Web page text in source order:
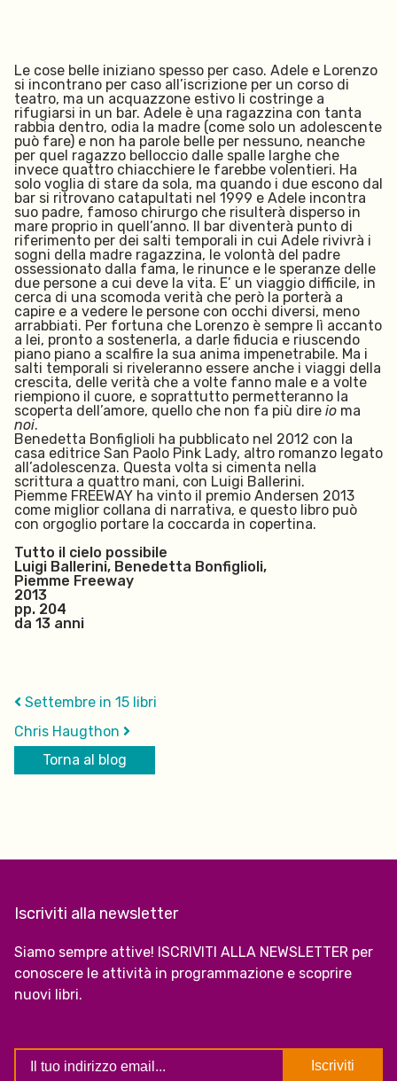
Le cose belle iniziano spesso per caso. Adele e Lorenzo
si incontrano per caso all’iscrizione per un corso di
teatro, ma un acquazzone estivo li costringe a
rifugiarsi in un bar. Adele è una ragazzina con tanta
rabbia dentro, odia la madre (come solo un adolescente
può fare) e non ha parole belle per nessuno, neanche
per quel ragazzo belloccio dalle spalle larghe che
invece quattro chiacchiere le farebbe volentieri. Ha
solo voglia di stare da sola, ma quando i due escono dal
bar si ritrovano catapultati nel 1999 e Adele incontra
suo padre, famoso chirurgo che risulterà disperso in
mare proprio in quell’anno. Il bar diventerà punto di
riferimento per dei salti temporali in cui Adele rivivrà i
sogni della madre ragazzina, le volontà del padre
ossessionato dalla fama, le rinunce e le speranze delle
due persone a cui deve la vita. E’ un viaggio difficile, in
cerca di una scomoda verità che però la porterà a
capire e a vedere le persone con occhi diversi, meno
arrabbiati. Per fortuna che Lorenzo è sempre lì accanto
a lei, pronto a sostenerla, a darle fiducia e riuscendo
piano piano a scalfire la sua anima impenetrabile. Ma i
salti temporali si riveleranno essere anche i viaggi della
crescita, delle verità che a volte fanno male e a volte
riempiono il cuore, e soprattutto permetteranno la
scoperta dell’amore, quello che non fa più dire io ma
noi.
Benedetta Bonfiglioli ha pubblicato nel 2012 con la
casa editrice San Paolo Pink Lady, altro romanzo legato
all’adolescenza. Questa volta si cimenta nella
scrittura a quattro mani, con Luigi Ballerini.
Piemme FREEWAY ha vinto il premio Andersen 2013
come miglior collana di narrativa, e questo libro può
con orgoglio portare la coccarda in copertina.
Tutto il cielo possibile
Luigi Ballerini, Benedetta Bonfiglioli,
Piemme Freeway
2013
pp. 204
da 13 anni
Settembre in 15 libri
Torna al blog
Chris Haugthon
Iscriviti alla newsletter
Siamo sempre attive! ISCRIVITI ALLA NEWSLETTER per
conoscere le attività in programmazione e scoprire
nuovi libri.